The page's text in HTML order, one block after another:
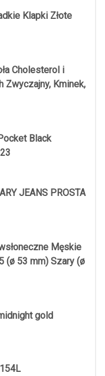
Klapki Złote
Cholesterol i
Zwyczajny, Kminek,
Black
JEANS PROSTA
Męskie
(ø 53 mm) Szary (ø
gold